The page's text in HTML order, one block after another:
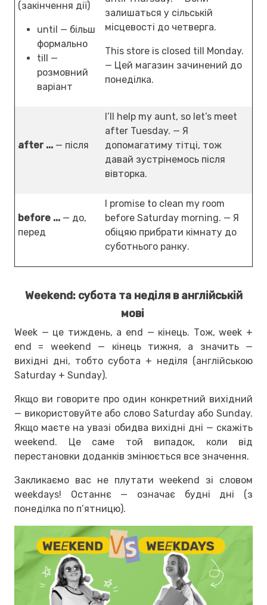
(закінчення дії)
until — більш
формально
till —
розмовний
варіант
залишаться у сільській
місцевості до четверга.
This store is closed till Monday.
— Цей магазин зачинений до
понеділка.
after ... — після
I’ll help my aunt, so let’s meet
after Tuesday. — Я
допомагатиму тітці, тож
давай зустрінемось після
вівторка.
before ... — до,
перед
I promise to clean my room
before Saturday morning. — Я
обіцяю прибрати кімнату до
суботнього ранку.
Weekend: субота та неділя в англійській
мові
Week — це тиждень, а end — кінець. Тож, week +
end = weekend — кінець тижня, а значить —
вихідні дні, тобто субота + неділя (англійською
Saturday + Sunday).
Якщо ви говорите про один конкретний вихідний
— використовуйте або слово Saturday або Sunday.
Якщо маєте на увазі обидва вихідні дні — скажіть
weekend. Це саме той випадок, коли від
перестановки доданків змінюється все значення.
Закликаємо вас не плутати weekend зі словом
weekdays! Останнє — означає будні дні (з
понеділка по п’ятницю).